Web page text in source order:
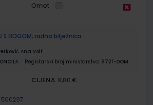
Omot
S BOGOM; radna bilježnica
Ana Volf
Registarski broj ministarstva: 6721-DOM
CIJENA: 8,80 €
500297